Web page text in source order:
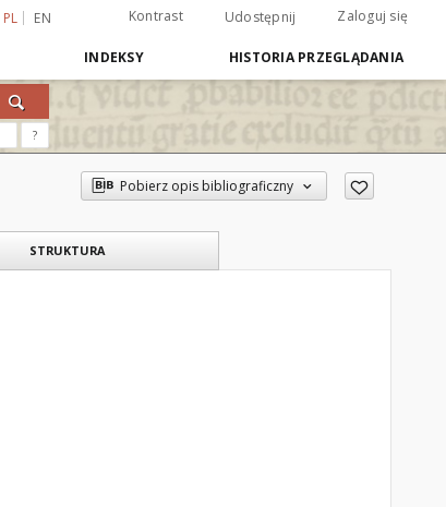
PL EN Kontrast Udostępnij Zaloguj się
INDEKSY HISTORIA PRZEGLĄDANIA
?
Pobierz opis bibliograficzny
STRUKTURA